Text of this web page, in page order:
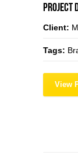
Project
Client:
Tags:
View